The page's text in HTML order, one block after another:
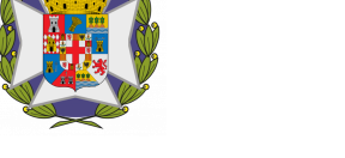
y el Hospital Ramón y Cajal de
en marcha diferentes materiales